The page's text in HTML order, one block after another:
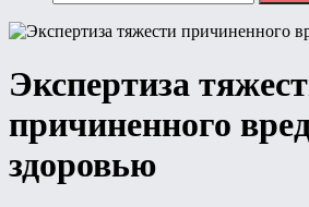
Экспертиза
причиненного
здоровью